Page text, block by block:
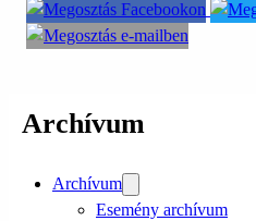
Archívum
Archívum
Esemény archívum